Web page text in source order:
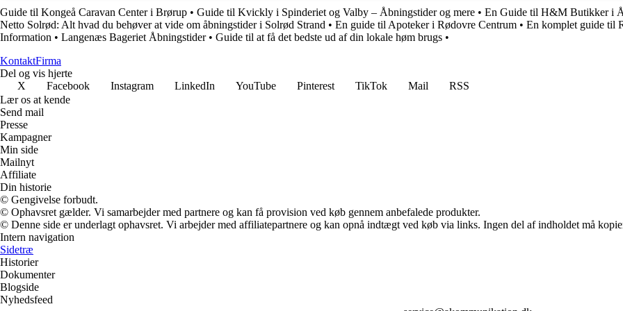
Guide til Kongeå Caravan Center i Brørup • Guide til Kvickly i Spinderiet og Valby – Åbningstider og mere • En Guide til H&M Butikker i
Netto Solrød: Alt hvad du behøver at vide om åbningstider i Solrød Strand • En guide til Apoteker i Rødovre Centrum • En komplet guide til
Information • Langenæs Bageriet Åbningstider• Guide til at få det bedste ud af din lokale høm brugs •
KontaktFirma
Del og vis hjerte
X
Facebook Instagram LinkedIn YouTube Pinterest TikTok Mail
RSS
Lær os at kende
Send mail
Presse
Kampagner
Min side
Mailnyt
Affiliate
Din historie
© Gengivelse forbudt.
© Ophavsret gælder. Vi samarbejder med partnere og kan få provision ved køb gennem anbefalede produkter.
© Denne side er underlagt ophavsret. Vi arbejder med affiliatepartnere og kan opnå indtægt ved køb via links. Ingen del af indholdet må
Intern navigation
Sidetræ
Historier
Dokumenter
Blogside
Nyhedsfeed